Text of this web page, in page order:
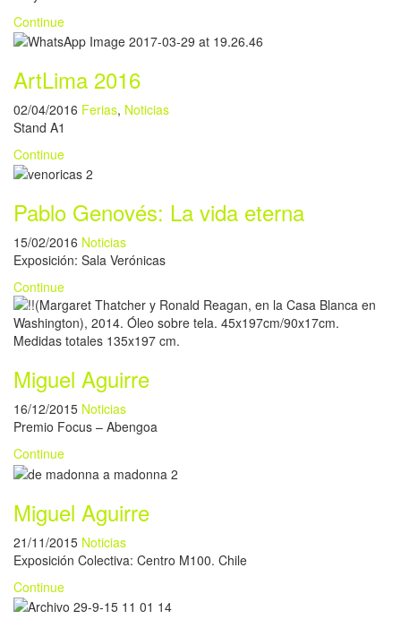
Continue
ArtLima 2016
02/04/2016 Ferias, Noticias
Stand A1
Continue
Pablo Genovés: La vida eterna
15/02/2016 Noticias
Exposición: Sala Verónicas
Continue
Miguel Aguirre
16/12/2015 Noticias
Premio Focus – Abengoa
Continue
Miguel Aguirre
21/11/2015 Noticias
Exposición Colectiva: Centro M100. Chile
Continue